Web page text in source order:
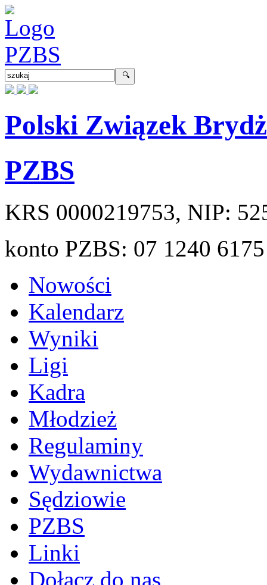
Polski Związek
PZBS
KRS 0000219753, NIP:
konto PZBS: 07 1240
Nowości
Kalendarz
Wyniki
Ligi
Kadra
Młodzież
Regulaminy
Wydawnictwa
Sędziowie
PZBS
Linki
Dołącz do nas